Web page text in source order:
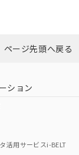
ページ先頭へ戻る
ション
活用サービスi-BELT